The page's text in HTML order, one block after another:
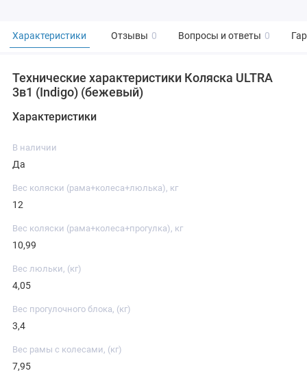
Характеристики Отзывы 0 Вопросы и ответы 0
Технические характеристики Коляска ULTRA
3в1 (Indigo) (бежевый)
Характеристики
В наличии
Да
Вес коляски (рама+колеса+люлька), кг
12
Вес коляски (рама+колеса+прогулка), кг
10,99
Вес люльки, (кг)
4,05
Вес прогулочного блока, (кг)
3,4
Вес рамы с колесами, (кг)
7,95